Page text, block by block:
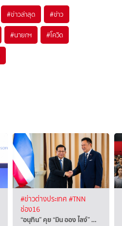
#ข่าวล่าสุด #ข่าว
#นายกฯ #โควิด
#ข่าวต่างประเทศ #TNN
ช่อง16
“อนุทิน” คุย “มิน ออง ไลง์” …